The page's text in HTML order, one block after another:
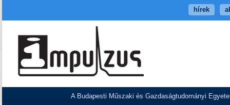
hírek
A Budapesti Műszaki és Gazdaságtudományi